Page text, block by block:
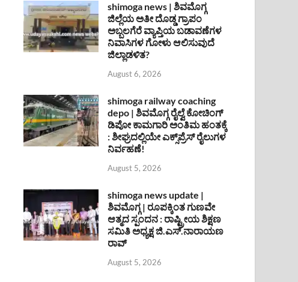
shimoga news | ಶಿವಮೊಗ್ಗ
ಜಿಲ್ಲೆಯ ಅತೀ ದೊಡ್ಡ ಗ್ರಾಪಂ
ಅಬ್ಬಲಗೆರೆ ವ್ಯಾಪ್ತಿಯ ಬಡಾವಣೆಗಳ
ನಿವಾಸಿಗಳ ಗೋಳು ಆಲಿಸುವುದೆ
ಜಿಲ್ಲಾಡಳಿತ?
August 6, 2026
shimoga railway coaching
depo | ಶಿವಮೊಗ್ಗ ರೈಲ್ವೆ ಕೋಚಿಂಗ್
ಡಿಪೋ ಕಾಮಗಾರಿ ಅಂತಿಮ ಹಂತಕ್ಕೆ
: ಶೀಘ್ರದಲ್ಲಿಯೇ ಎಕ್ಸ್‌ಪ್ರೆಸ್ ರೈಲುಗಳ
ನಿರ್ವಹಣೆ!
August 5, 2026
shimoga news update |
ಶಿವಮೊಗ್ಗ | ರೂಪಕ್ಕಿಂತ ಗುಣವೇ
ಆತ್ಮದ ಸ್ಪಂದನ : ರಾಷ್ಟ್ರೀಯ ಶಿಕ್ಷಣ
ಸಮಿತಿ ಅಧ್ಯಕ್ಷ ಜಿ.ಎಸ್.ನಾರಾಯಣ
ರಾವ್
August 5, 2026